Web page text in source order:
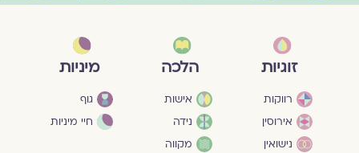
זוגיות
רווקות
אירוסין
נישואין
הלכה
אישות
נידה
מקווה
מיניות
גוף
חיי מיניות